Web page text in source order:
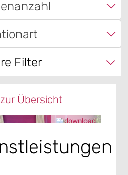
Filter
Übersicht